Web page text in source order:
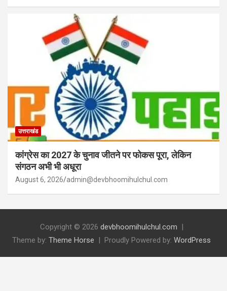
उत्तराखंड
कांग्रेस का 2027 के चुनाव जीतने पर फोकस पूरा, लेकिन
संगठन अभी भी अधूरा
August 6, 2026 admin@devbhoomihulchul.com
Copyright © 2026 devbhoomihulchul.com
Theme by: Theme Horse Proudly Powered by: WordPress